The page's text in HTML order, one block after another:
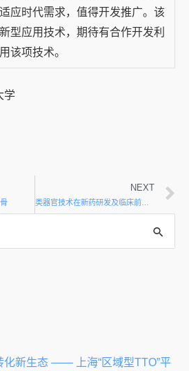
应时代需求，值得开发推广。该
型应用技术，期待有合作开发利
该项技术。
学
NEXT
类器官技术在新药研发及临床前评价中的应用
化新生态 —— 上海“区域型TTO”平